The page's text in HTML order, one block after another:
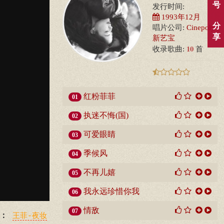
王菲-夜妆
发行时间:
1993年12月
唱片公司: Cinepoly
新艺宝
收录歌曲: 10 首
01 红粉菲菲
02 执迷不悔(国)
03 可爱眼睛
04 季候风
05 不再儿嬉
06 我永远珍惜你我
07 情敌
号
分
享